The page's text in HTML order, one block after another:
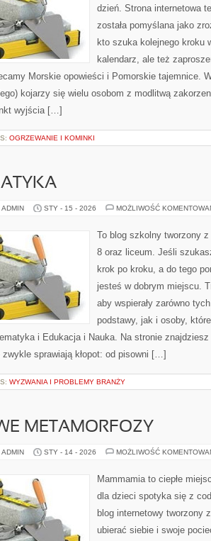
dzień. Strona internetowa
została pomyślana jako
kto szuka kolejnego kroku
kalendarz, ale też
Morskie opowieści i Pomorskie tajemnice.
kojarzy się wielu osobom z modlitwą
wyjścia […]
OGRZEWANIE I KOMINKI
STY - 15 - 2026 MOŻLIWOŚĆ
To blog szkolny tworzony
8 oraz liceum. Jeśli
krok po kroku, a do tego
jesteś w dobrym miejscu.
aby wspierały zarówno
podstawy, jak i osoby,
i Edukacja i Nauka. Na stronie znajdziesz
zwykle sprawiają kłopot: od pisowni […]
WYZWANIA I PROBLEMY BRANŻY
METAMORFOZY
STY - 14 - 2026 MOŻLIWOŚĆ
Mammamia to ciepłe
dla dzieci spotyka się z
blog internetowy tworzony
ubierać siebie i swoje